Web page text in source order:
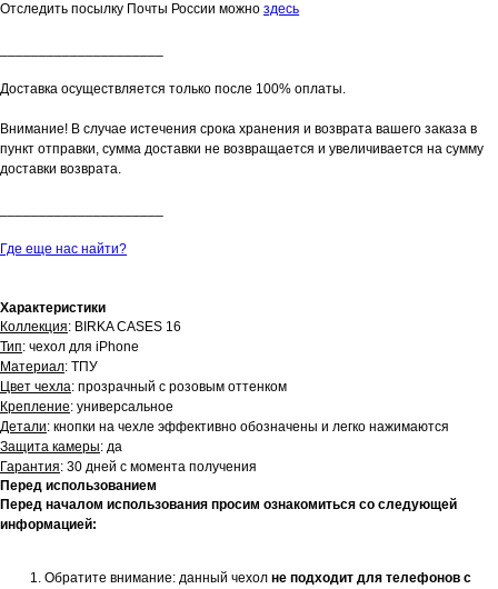
Отследить посылку Почты России можно здесь
Доставка осуществляется только после 100% оплаты.
Внимание! В случае истечения срока хранения и возврата вашего заказа в
пункт отправки, сумма доставки не возвращается и увеличивается на сумму
доставки возврата.
Где еще нас найти?
Характеристики
Коллекция: BIRKA CASES 16
Тип: чехол для iPhone
Материал: ТПУ
Цвет чехла: прозрачный с розовым оттенком
Крепление: универсальное
Детали: кнопки на чехле эффективно обозначены и легко нажимаются
Защита камеры: да
Гарантия: 30 дней с момента получения
Перед использованием
Перед началом использования просим ознакомиться со следующей
информацией:
Обратите внимание: данный чехол не подходит для телефонов с